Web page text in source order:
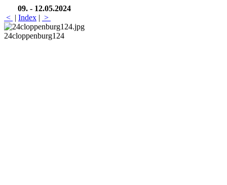
09. - 12.05.2024
< | Index | >
24cloppenburg124